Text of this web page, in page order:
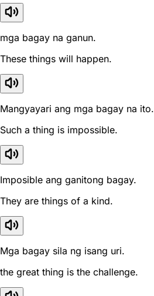
mga bagay na ganun.
These things will happen.
Mangyayari ang mga bagay na ito.
Such a thing is impossible.
Imposible ang ganitong bagay.
They are things of a kind.
Mga bagay sila ng isang uri.
the great thing is the challenge.